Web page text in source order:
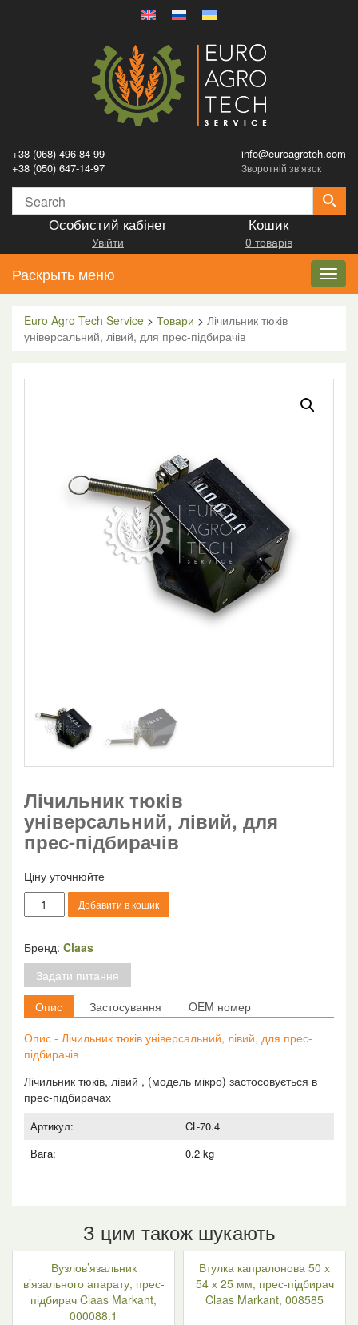
+38 (068) 496-84-99
+38 (050) 647-14-97
info@euroagroteh.com
Зворотній зв’язок
Особистий кабінет
Увійти
Кошик
0 товарів
Раскрыть меню
Euro Agro Tech Service > Товари > Лічильник тюків
універсальний, лівий, для прес-підбирачів
Лічильник тюків
універсальний, лівий, для
прес-підбирачів
Ціну уточнюйте
Лічильник
тюків
лівий,
для
прес-
підбирачів
кількість
Добавити в кошик
Бренд: Claas
Задати питання
Опис
Застосування
OEM номер
Опис - Лічильник тюків універсальний, лівий, для прес-
підбирачів
Лічильник тюків, лівий , (модель мікро) застосовується в
прес-підбирачах
Артикул:
CL-70.4
Вага:
0.2 kg
З цим також шукають
Вузлов’язальник
в’язального апарату, прес-
підбирач Claas Markant,
000088.1
Втулка капралонова 50 х
54 х 25 мм, прес-підбирач
Claas Markant, 008585